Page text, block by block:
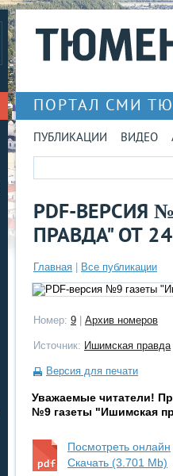
ПОРТАЛ СМИ
ПУБЛИКАЦИИ ВИДЕО
PDF-ВЕРСИЯ
ПРАВДА" ОТ
Главная Все публикации
Номер: 9 Архив номеров
Источник: Ишимская правда
Версия для печати
Уважаемые читатели!
№9 газеты "Ишимская
Посмотреть онлайн
Скачать (3.701 Mb)